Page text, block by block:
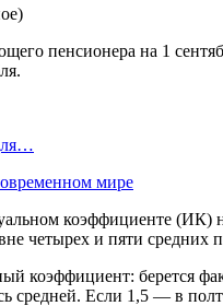
пенсионера на 1
мире
коэффициенте (ИК)
четырех и пяти средних
коэффициент: берется
средней. Если 1,5 — в